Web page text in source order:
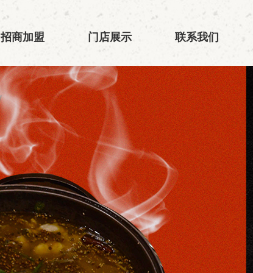
招商加盟 门店展示 联系我们